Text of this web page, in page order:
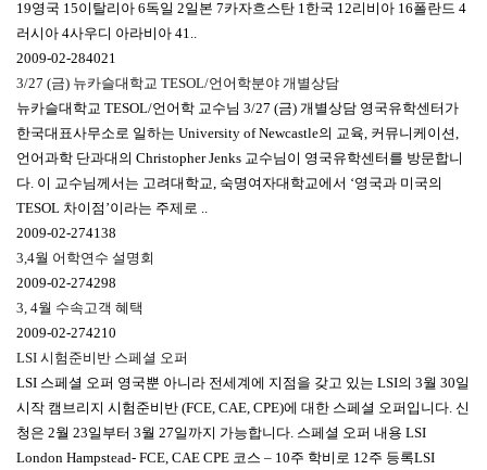
19영국 15이탈리아 6독일 2일본 7카자흐스탄 1한국 12리비아 16폴란드 4
러시아 4사우디 아라비아 41..
2009-02-284021
3/27 (금) 뉴카슬대학교 TESOL/언어학분야 개별상담
뉴카슬대학교 TESOL/언어학 교수님 3/27 (금) 개별상담 영국유학센터가
한국대표사무소로 일하는 University of Newcastle의 교육, 커뮤니케이션,
언어과학 단과대의 Christopher Jenks 교수님이 영국유학센터를 방문합니
다. 이 교수님께서는 고려대학교, 숙명여자대학교에서 ‘영국과 미국의
TESOL 차이점’이라는 주제로 ..
2009-02-274138
3,4월 어학연수 설명회
2009-02-274298
3, 4월 수속고객 혜택
2009-02-274210
LSI 시험준비반 스페셜 오퍼
LSI 스페셜 오퍼 영국뿐 아니라 전세계에 지점을 갖고 있는 LSI의 3월 30일
시작 캠브리지 시험준비반 (FCE, CAE, CPE)에 대한 스페셜 오퍼입니다. 신
청은 2월 23일부터 3월 27일까지 가능합니다. 스페셜 오퍼 내용 LSI
London Hampstead- FCE, CAE CPE 코스 – 10주 학비로 12주 등록LSI